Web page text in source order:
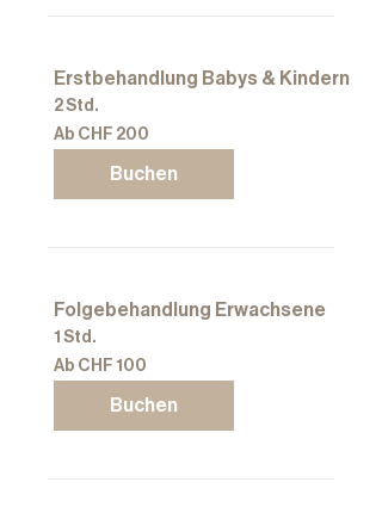
Erstbehandlung Babys & Kindern
2 Std.
Ab
200
Schweizer
Ab CHF 200
Buchen
Folgebehandlung Erwachsene
1 Std.
Ab
100
Schweizer
Ab CHF 100
Buchen